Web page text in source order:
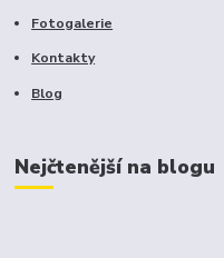
Fotogalerie
Kontakty
Blog
Nejčtenější na blogu